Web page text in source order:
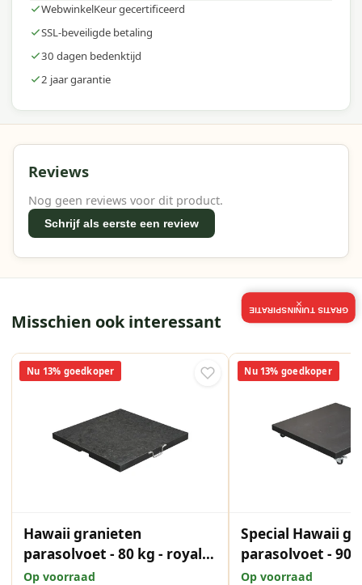
WebwinkelKeur gecertificeerd
SSL-beveiligde betaling
30 dagen bedenktijd
2 jaar garantie
Reviews
Nog geen reviews voor dit product.
Schrijf als eerste een review
Misschien ook interessant
Nu 13% goedkoper
Hawaii granieten
parasolvoet - 80 kg - royal
antraciet
Op voorraad
Nu 13% goedkoper
Special Hawaii
parasolvoet - 90
gepolijst -
Op voorraad
GRATIS TUININSPIRATIE
×